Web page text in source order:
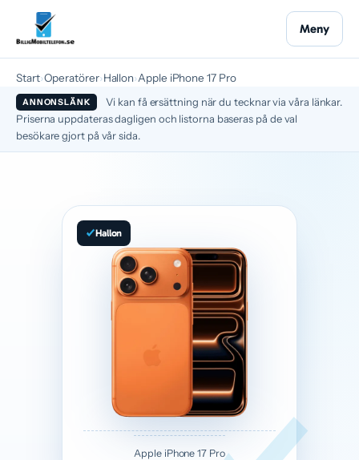
Meny
Start›Operatörer›Hallon›Apple iPhone 17 Pro
ANNONSLÄNK
Vi kan få ersättning när du tecknar via våra länkar.
Priserna uppdateras dagligen och listorna baseras på de val
besökare gjort på vår sida.
Hallon
Apple iPhone 17 Pro